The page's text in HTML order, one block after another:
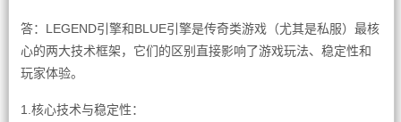
答：LEGEND引擎和BLUE引擎是传奇类游戏（尤其是私服）最核
心的两大技术框架，它们的区别直接影响了游戏玩法、稳定性和
玩家体验。
1.核心技术与稳定性：